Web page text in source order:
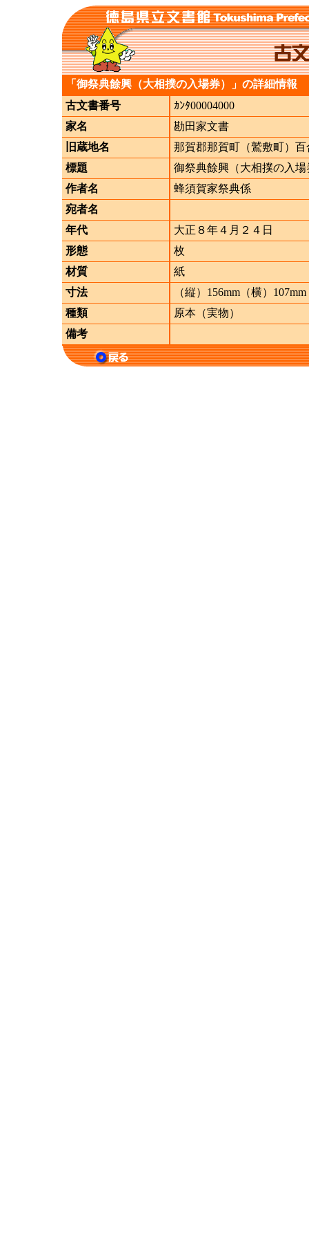
「御祭典餘興（大相撲の入場券）」の詳細情報
古文書番号
ｶﾝﾀ00004000
家名
勘田家文書
旧蔵地名
那賀郡那賀町（鷲敷町）百
標題
御祭典餘興（大相撲の入場
作者名
蜂須賀家祭典係
宛者名
年代
大正８年４月２４日
形態
枚
材質
紙
寸法
（縦）156mm（横）107mm
種類
原本（実物）
備考